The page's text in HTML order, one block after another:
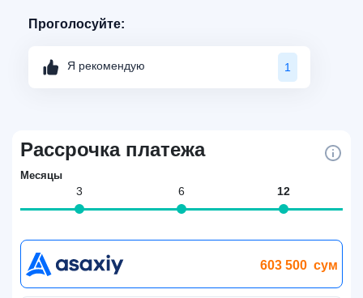
Проголосуйте:
Я рекомендую 1
Рассрочка платежа
Месяцы
3 6 12
603 500 сум